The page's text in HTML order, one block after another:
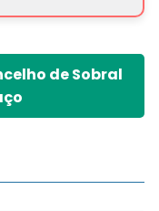
de Sobral